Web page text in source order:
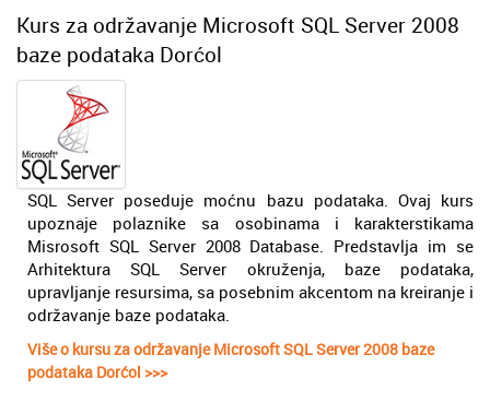
Kurs za održavanje Microsoft SQL Server 2008
baze podataka Dorćol
SQL Server poseduje moćnu bazu podataka. Ovaj kurs
upoznaje polaznike sa osobinama i karakterstikama
Misrosoft SQL Server 2008 Database. Predstavlja im se
Arhitektura SQL Server okruženja, baze podataka,
upravljanje resursima, sa posebnim akcentom na kreiranje i
održavanje baze podataka.
Više o kursu za održavanje Microsoft SQL Server 2008 baze
podataka Dorćol >>>